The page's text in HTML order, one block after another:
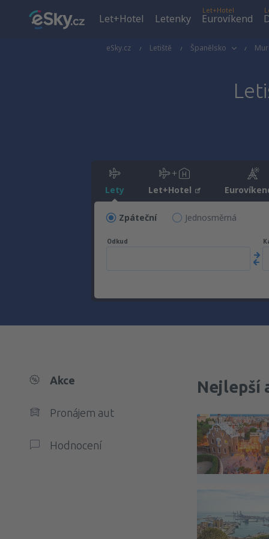
Let+Hotel Letenky
Let+Hotel
Eurovíkend
eSky.cz Letiště Španělsko
Lety Let+Hotel
Zpáteční Jednosměrná
Odkud
Akce
Pronájem aut
Hodnocení
Nejlepší